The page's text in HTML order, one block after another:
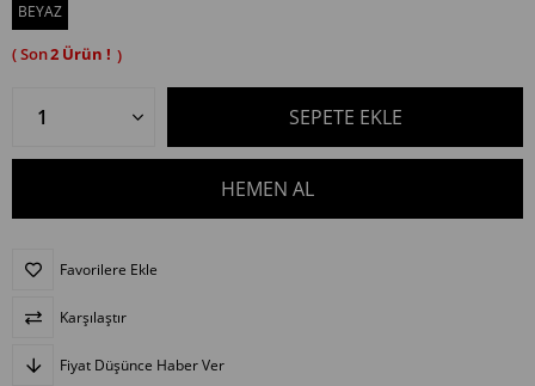
2
BEYAZ
Favorilere Ekle
Karşılaştır
Fiyat Düşünce Haber Ver